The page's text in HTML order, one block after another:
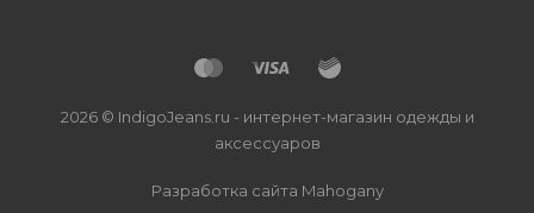
2026 © IndigoJeans.ru - интернет-магазин одежды и
аксессуаров
Разработка сайта Mahogany